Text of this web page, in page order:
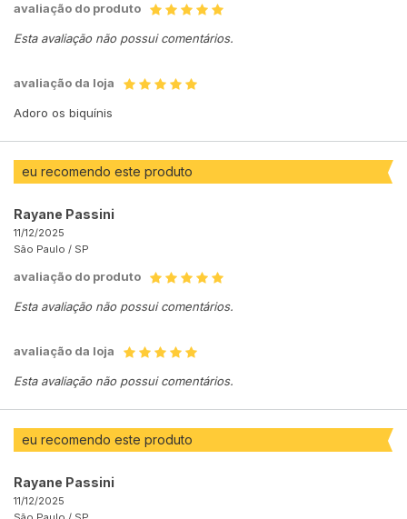
avaliação do produto
Esta avaliação não possui comentários.
avaliação da loja
Adoro os biquínis
eu recomendo este produto
Rayane Passini
11/12/2025
São Paulo / SP
avaliação do produto
Esta avaliação não possui comentários.
avaliação da loja
Esta avaliação não possui comentários.
eu recomendo este produto
Rayane Passini
11/12/2025